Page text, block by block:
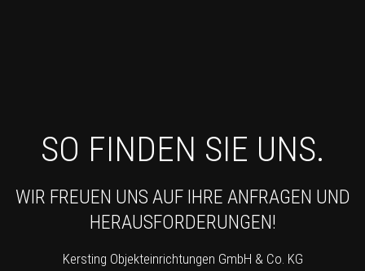
SO FINDEN SIE UNS.
WIR FREUEN UNS AUF IHRE ANFRAGEN UND
HERAUSFORDERUNGEN!
Kersting Objekteinrichtungen GmbH & Co. KG